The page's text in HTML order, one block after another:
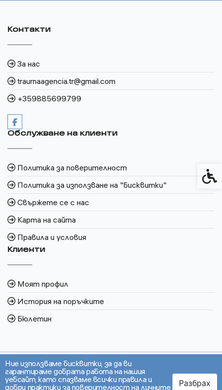
Ние използваме бисквитки, за да ви
гарантираме добрата работа на нашия
уебсайт, като спазваме всички правила и
добри практики за поверителност на личните
Разбрах
Контакти
За нас
traurnaagencia.tr@gmail.com
+359885699799
Обслужване на клиенти
Политика за поверителност
Политика за използване на "бисквитки"
Свържете се с нас
Карта на сайта
Правила и условия
Клиенти
Моят профил
История на поръчките
Бюлетин